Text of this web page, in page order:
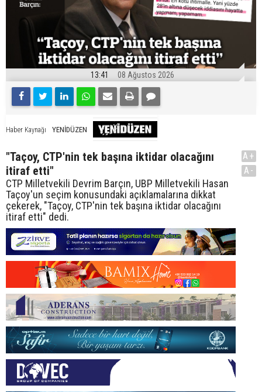
13:41 08 Ağustos 2026
Haber Kaynağı YENİDÜZEN
"Taçoy, CTP'nin tek başına iktidar olacağını
itiraf etti"
CTP Milletvekili Devrim Barçın, UBP Milletvekili Hasan
Taçoy'un seçim konusundaki açıklamalarına dikkat
çekerek, "Taçoy, CTP'nin tek başına iktidar olacağını
itiraf etti" dedi.
A+
A-